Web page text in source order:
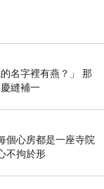
名字裡有燕？」 那
縫補一
個心房都是一座寺院
不拘於形